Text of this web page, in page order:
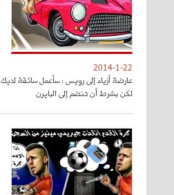
2014-1-22
عارضة أزياء إلى رويس : سأعمل سائقة لديك
لكن بشرط أن تنضم إلى البايرن